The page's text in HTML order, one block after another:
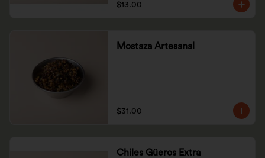
$13.00
Mostaza Artesanal
$31.00
Chiles Güeros Extra